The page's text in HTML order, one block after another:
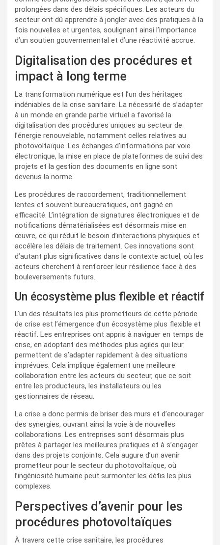
prolongées dans des délais spécifiques. Les acteurs du
secteur ont dû apprendre à jongler avec des pratiques à la
fois nouvelles et urgentes, soulignant ainsi l’importance
d’un soutien gouvernemental et d’une réactivité accrue.
Digitalisation des procédures et
impact à long terme
La transformation numérique est l’un des héritages
indéniables de la crise sanitaire. La nécessité de s’adapter
à un monde en grande partie virtuel a favorisé la
digitalisation des procédures uniques au secteur de
l’énergie renouvelable, notamment celles relatives au
photovoltaïque. Les échanges d’informations par voie
électronique, la mise en place de plateformes de suivi des
projets et la gestion des documents en ligne sont
devenus la norme.
Les procédures de raccordement, traditionnellement
lentes et souvent bureaucratiques, ont gagné en
efficacité. L’intégration de signatures électroniques et de
notifications dématérialisées est désormais mise en
œuvre, ce qui réduit le besoin d’interactions physiques et
accélère les délais de traitement. Ces innovations sont
d’autant plus significatives dans le contexte actuel, où les
acteurs cherchent à renforcer leur résilience face à des
bouleversements futurs.
Un écosystème plus flexible et réactif
L’un des résultats les plus prometteurs de cette période
de crise est l’émergence d’un écosystème plus flexible et
réactif. Les entreprises ont appris à naviguer en temps de
crise, en adoptant des méthodes plus agiles qui leur
permettent de s’adapter rapidement à des situations
imprévues. Cela implique également une meilleure
collaboration entre les acteurs du secteur, que ce soit
entre les producteurs, les installateurs ou les
gestionnaires de réseau.
La crise a donc permis de briser des murs et d’encourager
des synergies, ouvrant ainsi la voie à de nouvelles
collaborations. Les entreprises sont désormais plus
prêtes à partager les meilleures pratiques et à s’engager
dans des projets conjoints. Cela augure d’un avenir
prometteur pour le secteur du photovoltaïque, où
l’ingéniosité humaine peut surmonter les défis les plus
complexes.
Perspectives d’avenir pour les
procédures photovoltaïques
À travers cette crise sanitaire, les procédures